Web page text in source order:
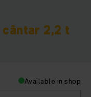
2,2 t
Available in shop